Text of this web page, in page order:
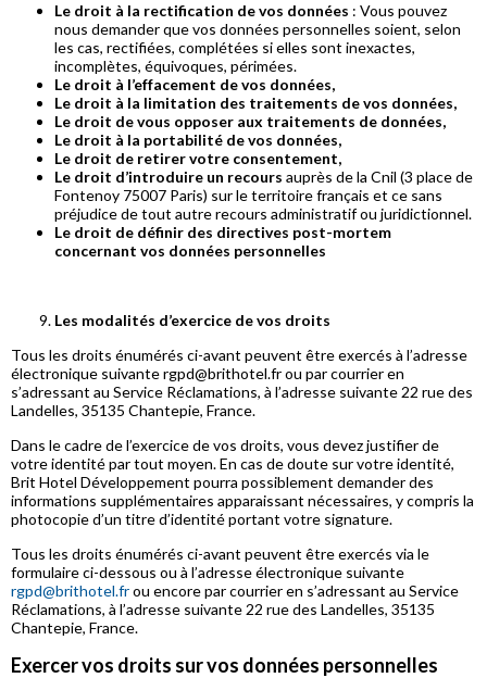
Le droit à la rectification de vos données : Vous pouvez
nous demander que vos données personnelles soient, selon
les cas, rectifiées, complétées si elles sont inexactes,
incomplètes, équivoques, périmées.
Le droit à l’effacement de vos données,
Le droit à la limitation des traitements de vos données,
Le droit de vous opposer aux traitements de données,
Le droit à la portabilité de vos données,
Le droit de retirer votre consentement,
Le droit d’introduire un recours auprès de la Cnil (3 place de
Fontenoy 75007 Paris) sur le territoire français et ce sans
préjudice de tout autre recours administratif ou juridictionnel.
Le droit de définir des directives post-mortem
concernant vos données personnelles
Les modalités d’exercice de vos droits
Tous les droits énumérés ci-avant peuvent être exercés à l’adresse
électronique suivante rgpd@brithotel.fr ou par courrier en
s’adressant au Service Réclamations, à l’adresse suivante 22 rue des
Landelles, 35135 Chantepie, France.
Dans le cadre de l’exercice de vos droits, vous devez justifier de
votre identité par tout moyen. En cas de doute sur votre identité,
Brit Hotel Développement pourra possiblement demander des
informations supplémentaires apparaissant nécessaires, y compris la
photocopie d’un titre d’identité portant votre signature.
Tous les droits énumérés ci-avant peuvent être exercés via le
formulaire ci-dessous ou à l’adresse électronique suivante
rgpd@brithotel.frou encore par courrier en s’adressant au Service
Réclamations, à l’adresse suivante 22 rue des Landelles, 35135
Chantepie, France.
Exercer vos droits sur vos données personnelles